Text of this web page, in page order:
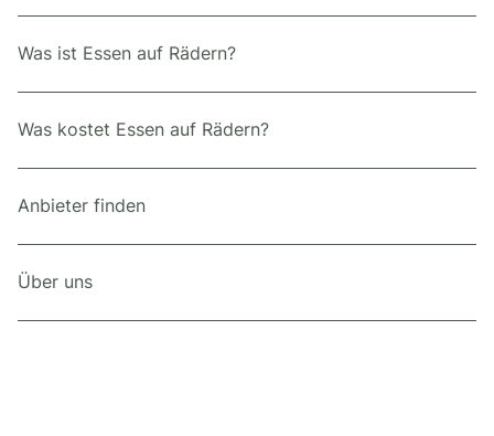
Was ist Essen auf Rädern?
Was kostet Essen auf Rädern?
Anbieter finden
Über uns